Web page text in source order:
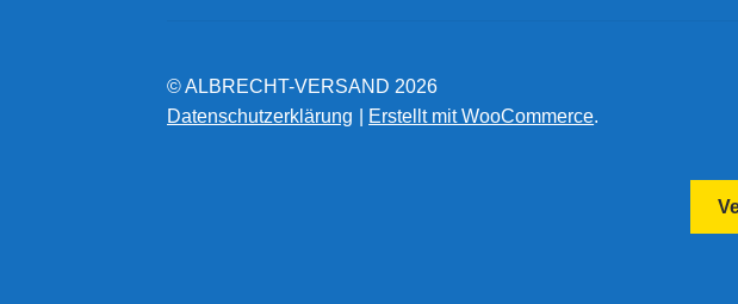
© ALBRECHT-VERSAND 2026
Datenschutzerklärung
Erstellt mit WooCommerce.